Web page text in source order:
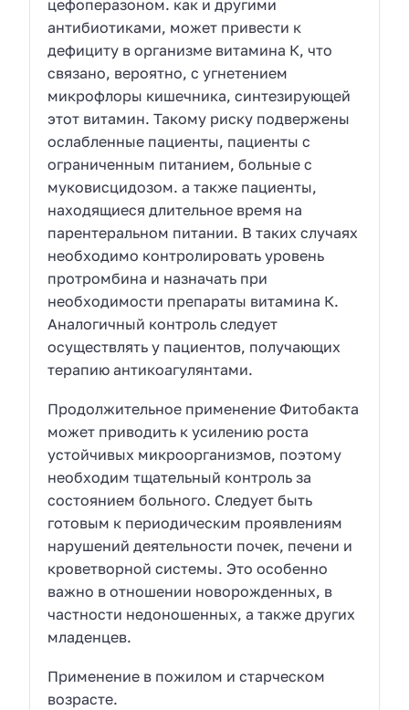
цефоперазоном. как и другими
антибиотиками, может привести к
дефициту в организме витамина К, что
связано, вероятно, с угнетением
микрофлоры кишечника, синтезирующей
этот витамин. Такому риску подвержены
ослабленные пациенты, пациенты с
ограниченным питанием, больные с
муковисцидозом. а также пациенты,
находящиеся длительное время на
парентеральном питании. В таких случаях
необходимо контролировать уровень
протромбина и назначать при
необходимости препараты витамина К.
Аналогичный контроль следует
осуществлять у пациентов, получающих
терапию антикоагулянтами.
Продолжительное применение Фитобакта
может приводить к усилению роста
устойчивых микроорганизмов, поэтому
необходим тщательный контроль за
состоянием больного. Следует быть
готовым к периодическим проявлениям
нарушений деятельности почек, печени и
кроветворной системы. Это особенно
важно в отношении новорожденных, в
частности недоношенных, а также других
младенцев.
Применение в пожилом и старческом
возрасте.